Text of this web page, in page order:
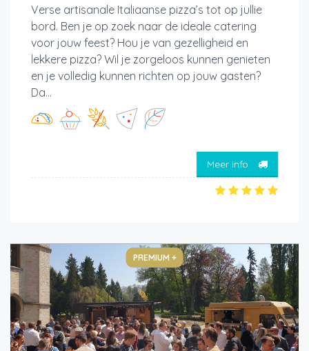
Verse artisanale Italiaanse pizza’s tot op jullie
bord. Ben je op zoek naar de ideale catering
voor jouw feest? Hou je van gezelligheid en
lekkere pizza? Wil je zorgeloos kunnen genieten
en je volledig kunnen richten op jouw gasten?
Da...
Meer info
PREMIUM +